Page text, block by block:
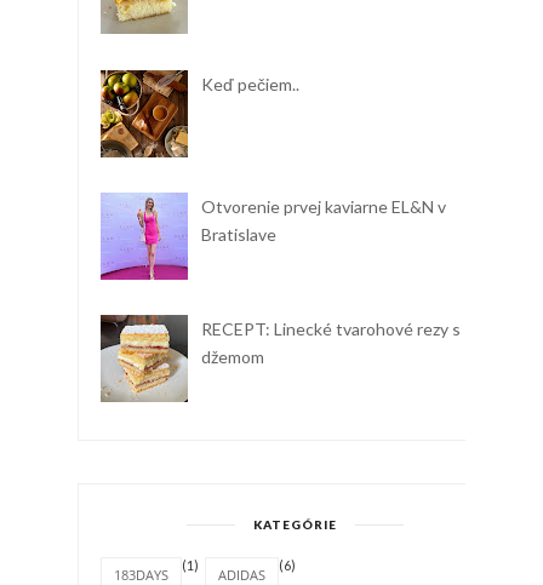
Keď pečiem..
Otvorenie prvej kaviarne EL&N v
Bratislave
RECEPT: Linecké tvarohové rezy s
džemom
KATEGÓRIE
183DAYS
(1)
ADIDAS
(6)